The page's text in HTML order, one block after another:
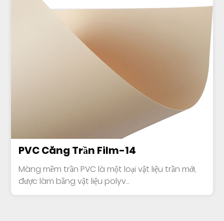
PVC Căng Trần Film-14
Màng mềm trần PVC là một loại vật liệu trần mới,
được làm bằng vật liệu polyv...